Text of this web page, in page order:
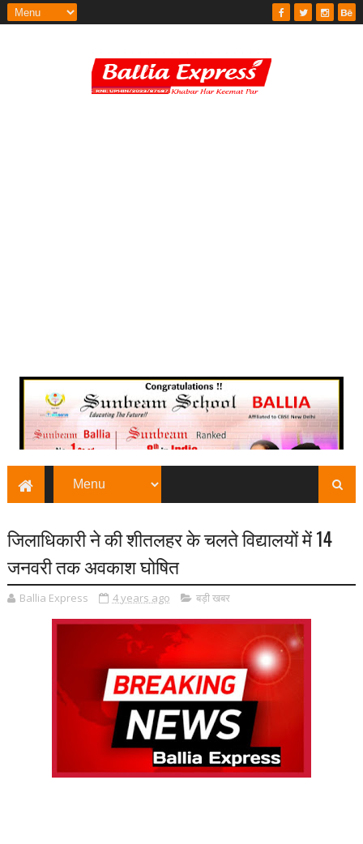
जिलाधिकारी ने की शीतलहर के चलते विद्यालयों में 14
जनवरी तक अवकाश घोषित
Ballia Express 4 years ago बड़ी खबर